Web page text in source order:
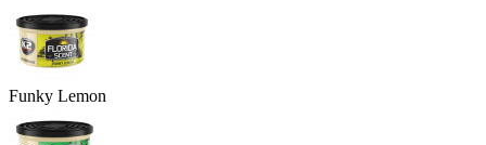
Funky Lemon